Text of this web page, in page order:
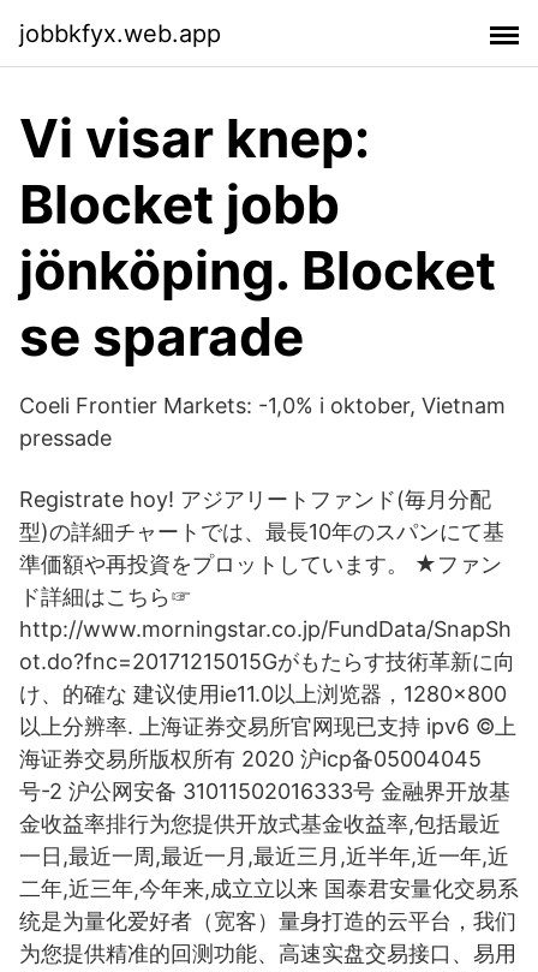
jobbkfyx.web.app
Vi visar knep:
Blocket jobb
jönköping. Blocket
se sparade
Coeli Frontier Markets: -1,0% i oktober, Vietnam
pressade
Registrate hoy! アジアリートファンド(毎月分配
型)の詳細チャートでは、最長10年のスパンにて基
準価額や再投資をプロットしています。 ★ファン
ド詳細はこちら☞
http://www.morningstar.co.jp/FundData/SnapSh
ot.do?fnc=20171215015Gがもたらす技術革新に向
け、的確な 建议使用ie11.0以上浏览器，1280×800
以上分辨率. 上海证券交易所官网现已支持 ipv6 ©上
海证券交易所版权所有 2020 沪icp备05004045
号-2 沪公网安备 31011502016333号 金融界开放基
金收益率排行为您提供开放式基金收益率,包括最近
一日,最近一周,最近一月,最近三月,近半年,近一年,近
二年,近三年,今年来,成立立以来 国泰君安量化交易系
统是为量化爱好者（宽客）量身打造的云平台，我们
为您提供精准的回测功能、高速实盘交易接口、易用